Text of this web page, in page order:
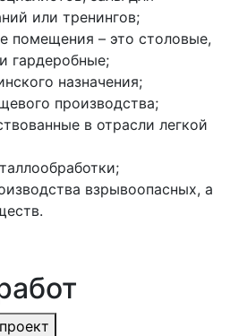
или тренингов;
помещения – это столовые,
гардеробные;
назначения;
производства;
в отрасли легкой
взрывоопасных, а